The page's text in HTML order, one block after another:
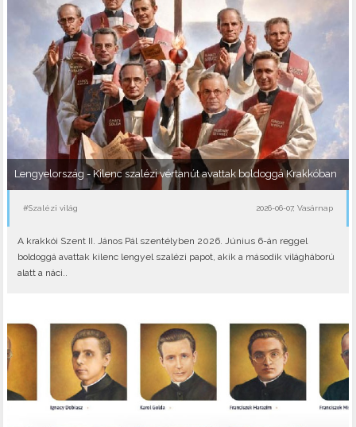
Lengyelország - Kilenc szalézi vértanút avattak boldoggá Krakkóban
#Szalézi világ 2026-06-07, Vasárnap
A krakkói Szent II. János Pál szentélyben 2026. Június 6-án reggel
boldoggá avattak kilenc lengyel szalézi papot, akik a második világháború
alatt a náci..